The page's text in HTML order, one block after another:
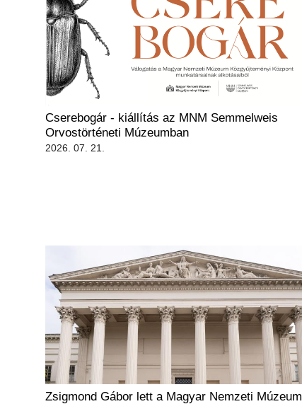
Cserebogár - kiállítás az MNM Semmelweis
Orvostörténeti Múzeumban
2026. 07. 21.
Zsigmond Gábor lett a Magyar Nemzeti Múzeum